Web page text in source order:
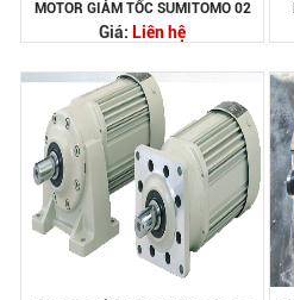
MOTOR GIẢM TỐC SUMITOMO 02
Giá: Liên hệ